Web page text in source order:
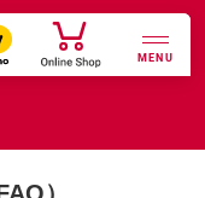
MENU